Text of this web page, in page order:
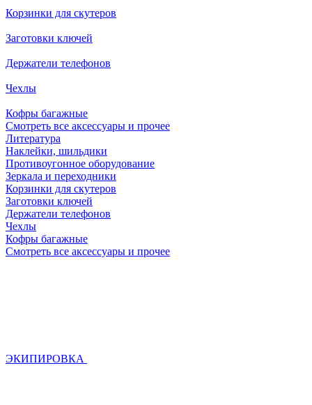
Корзинки для скутеров
Заготовки ключей
Держатели телефонов
Чехлы
Кофры багажные
Смотреть все аксессуары и прочее
Литература
Наклейки, шильдики
Противоугонное оборудование
Зеркала и переходники
Корзинки для скутеров
Заготовки ключей
Держатели телефонов
Чехлы
Кофры багажные
Смотреть все аксессуары и прочее
ЭКИПИРОВКА